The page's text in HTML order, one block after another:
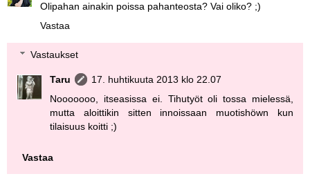
Olipahan ainakin poissa pahanteosta? Vai oliko? ;)
Vastaa
Vastaukset
Taru
17. huhtikuuta 2013 klo 22.07
Nooooooo, itseasissa ei. Tihutyöt oli tossa mielessä,
mutta aloittikin sitten innoissaan muotishöwn kun
tilaisuus koitti ;)
Vastaa